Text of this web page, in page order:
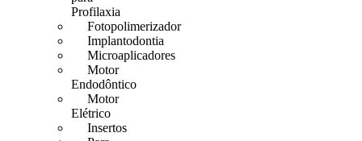
Profilaxia
Fotopolimerizador
Implantodontia
Microaplicadores
Motor
Endodôntico
Motor
Elétrico
Insertos